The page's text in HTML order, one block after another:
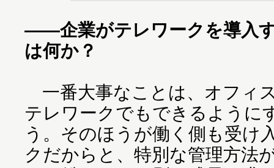
――企業がテレワークを導入
は何か？
一番大事なことは、オフィ
テレワークでもできるように
う。そのほうが働く側も受け
クだからと、特別な管理方法